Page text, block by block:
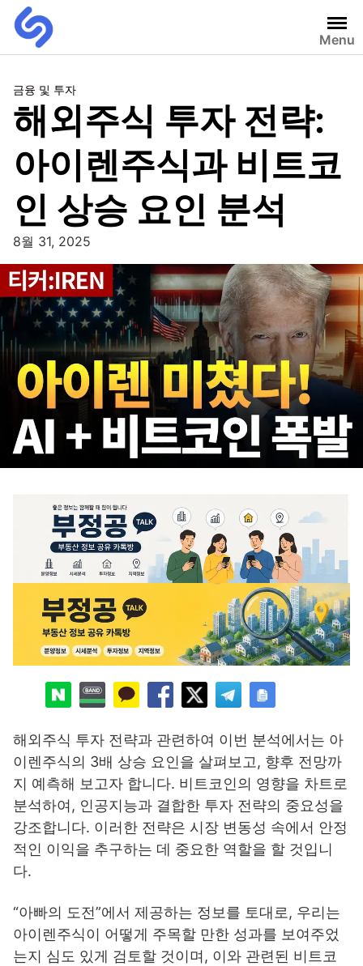
Menu
금융 및 투자
해외주식 투자 전략:
아이렌주식과 비트코
인 상승 요인 분석
8월 31, 2025
해외주식 투자 전략과 관련하여 이번 분석에서는 아
이렌주식의 3배 상승 요인을 살펴보고, 향후 전망까
지 예측해 보고자 합니다. 비트코인의 영향을 차트로
분석하여, 인공지능과 결합한 투자 전략의 중요성을
강조합니다. 이러한 전략은 시장 변동성 속에서 안정
적인 이익을 추구하는 데 중요한 역할을 할 것입니
다.
“아빠의 도전”에서 제공하는 정보를 토대로, 우리는
아이렌주식이 어떻게 주목할 만한 성과를 보여주었
는지 심도 있게 검토할 것이며, 이와 관련된 비트코